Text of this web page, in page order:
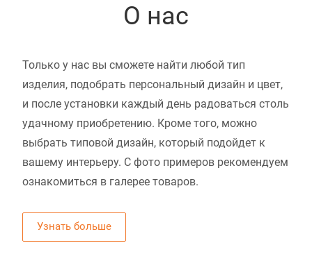
О нас
Только у нас вы сможете найти любой тип
изделия, подобрать персональный дизайн и цвет,
и после установки каждый день радоваться столь
удачному приобретению. Кроме того, можно
выбрать типовой дизайн, который подойдет к
вашему интерьеру. С фото примеров рекомендуем
ознакомиться в галерее товаров.
Узнать больше